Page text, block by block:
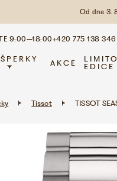
Od dne 3.
9:00–18:00+420 775 138 346
ŠPERKY AKCE
EDICE
Tissot TISSOT